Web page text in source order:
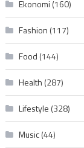
Ekonomi (160)
Fashion (117)
Food (144)
Health (287)
Lifestyle (328)
Music(44)